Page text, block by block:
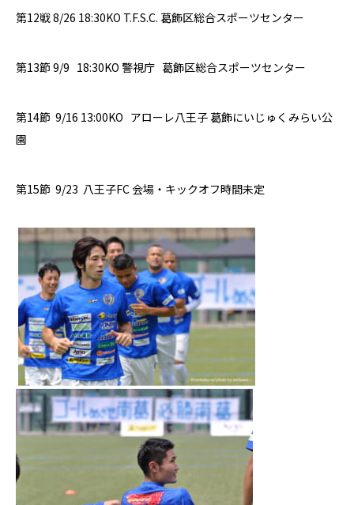
第12戦8/26 18:30KO T.F.S.C. 葛飾区総合スポーツセンター
第13節 9/9 18:30KO 警視庁 葛飾区総合スポーツセンター
第14節 9/16 13:00KO アローレ八王子葛飾にいじゅくみらい公
園
第15節 9/23 八王子FC 会場・キックオフ時間未定